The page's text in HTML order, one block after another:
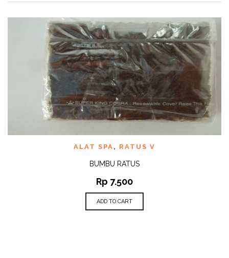
ALAT SPA , RATUS V
BUMBU RATUS
Rp 7.500
ADD TO CART